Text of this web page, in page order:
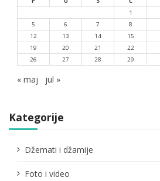
1
5
6 7 8
12
13 14 15
19
20 21 22
26
27 28 29
« maj jul »
Kategorije
Džemati i džamije
Foto i video